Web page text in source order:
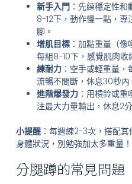
新手入門：先練穩定性和
8-12下，動作慢一點，
腳。
增肌目標：加點重量（像
每組8-10下，感覺肌肉
練耐力：空手或輕重量，
流暢不間斷，休息30秒內
進階爆發力：用槓鈴或重
注最大力量輸出，休息2
小提醒：每週練2-3次，搭配其
身體狀況，別勉強加太多重量！
分腿蹲的常見問題